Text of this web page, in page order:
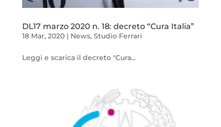
DL17 marzo 2020 n. 18: decreto “Cura Italia”
18 Mar, 2020| News, Studio Ferrari
Leggi e scarica il decreto "Cura...